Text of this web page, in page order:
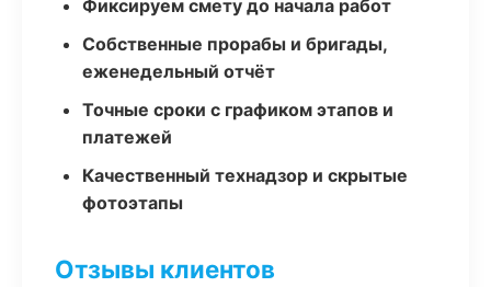
Фиксируем смету до начала работ
Собственные прорабы и бригады,
еженедельный отчёт
Точные сроки с графиком этапов и
платежей
Качественный технадзор и скрытые
фотоэтапы
Отзывы клиентов